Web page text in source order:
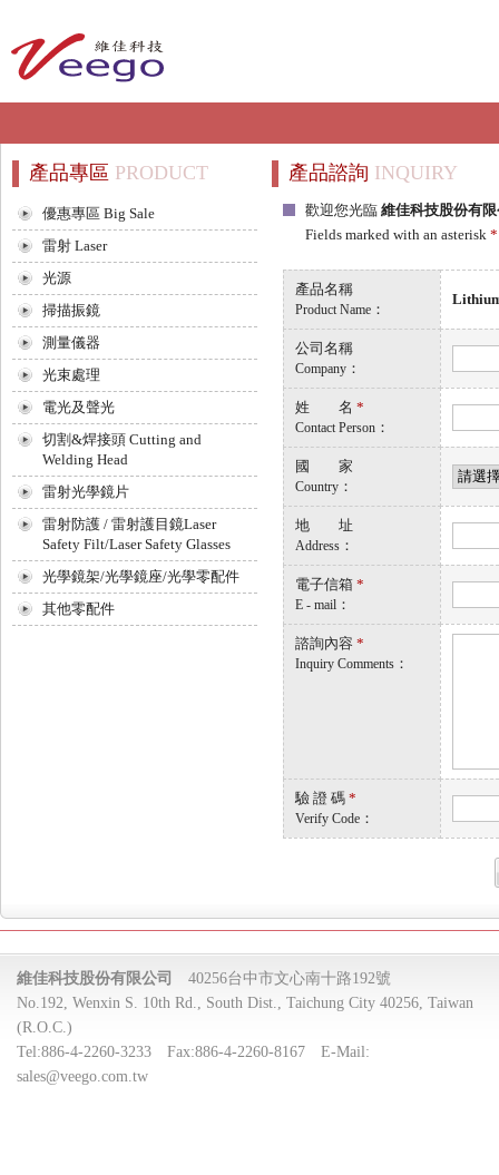
產品諮詢 INQUIRY
歡迎您光臨 維佳科技股份有
Fields marked with an asterisk *
產品名稱
Product Name ：
公司名稱
Company ：
姓 名 *
Contact Person ：
國 家
Country ：
地 址
Address ：
電子信箱 *
E - mail ：
諮詢內容 *
Inquiry Comments ：
驗 證 碼 *
Verify Code ：
產品專區 PRODUCT
優惠專區 Big Sale
雷射 Laser
光源
掃描振鏡
測量儀器
光束處理
電光及聲光
切割&焊接頭 Cutting and
Welding Head
雷射光學鏡片
雷射防護 / 雷射護目鏡Laser
Safety Filt/Laser Safety Glasses
光學鏡架/光學鏡座/光學零配件
其他零配件
維佳科技股份有限公司
40256台中市文心南十路192號
No.192, Wenxin S. 10th Rd., South Dist., Taichung City 40256, Taiwan
(R.O.C.)
Tel:886-4-2260-3233 Fax:886-4-2260-8167 E-Mail:
sales@veego.com.tw